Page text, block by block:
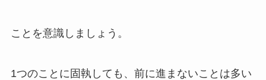
ことを意識しましょう。
1つのことに固執しても、前に進まないことは多い